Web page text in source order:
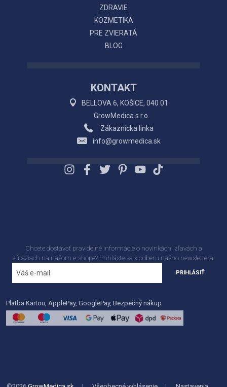
ZDRAVIE
KOZMETIKA
PRE ZVIERATÁ
BLOG
KONTAKT
BELLOVA 6, KOŠICE, 040 01
GrowMedica s.r.o.
Zákaznícka linka
info@growmedica.sk
Chcete dostávať pravidelné informácie o novinkách, zľavách a
súťažiach na našom e-shope? Príhláste sa k odberu nášho newslettera!
PRIHLÁSIŤ
Platba Kartou, ApplePay, GooglePay, Bezpečný nákup